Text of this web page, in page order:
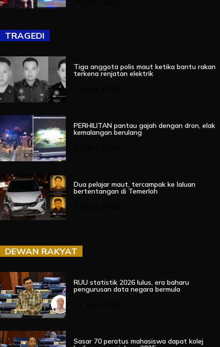
TRAGEDI
Tiga anggota polis maut ketika bantu rakan
terkena renjatan elektrik
PERHILITAN pantau gajah dengan dron, elak
kemalangan berulang
Dua pelajar maut, tercampak ke laluan
bertentangan di Temerloh
DEWAN RAKYAT
RUU statistik 2026 lulus, era baharu
pengurusan data negara bermula
Sasar 70 peratus mahasiswa dapat kolej